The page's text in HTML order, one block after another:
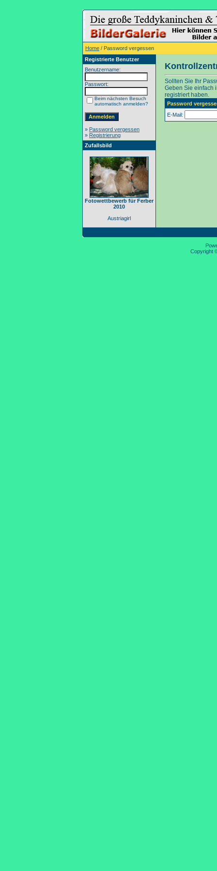
Home / Password vergessen
Registrierte Benutzer
Benutzername:
Passwort:
Beim nächsten Besuch
automatisch anmelden?
» Password vergessen
» Registrierung
Zufallsbild
Fotowettbewerb für Ferber
2010
Austriagirl
Sollten Sie Ihr
Geben Sie einfach
registriert haben.
Password
E-Mail:
Copyright